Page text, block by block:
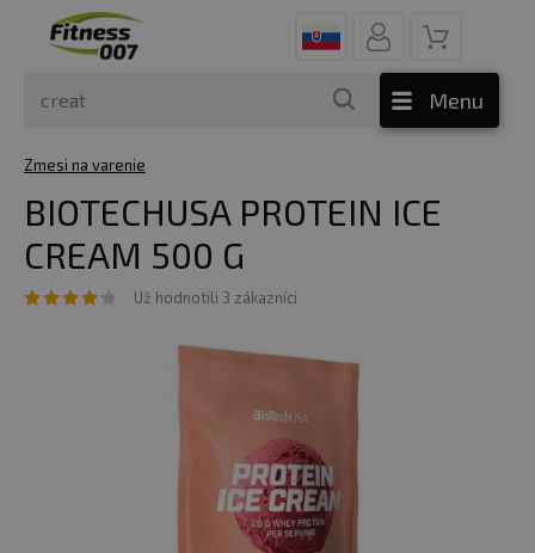
Menu
Zmesi na varenie
BIOTECHUSA PROTEIN ICE
CREAM 500 G
Už hodnotili 3 zákazníci